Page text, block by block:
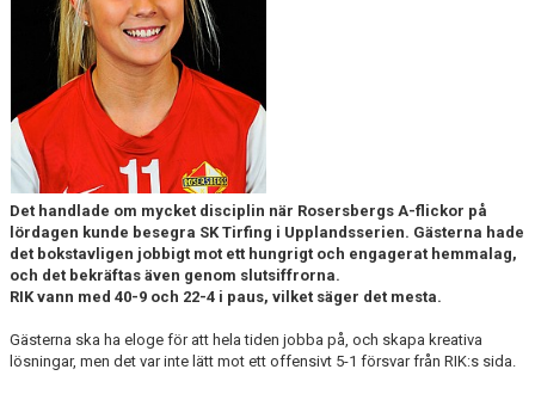
BILDGALLERI
MATCHER
Det handlade om mycket disciplin när Rosersbergs A-flickor på
lördagen kunde besegra SK Tirfing i Upplandsserien. Gästerna hade
det bokstavligen jobbigt mot ett hungrigt och engagerat hemmalag,
och det bekräftas även genom slutsiffrorna.
RIK vann med 40-9 och 22-4 i paus, vilket säger det mesta.
Gästerna ska ha eloge för att hela tiden jobba på, och skapa kreativa
lösningar, men det var inte lätt mot ett offensivt 5-1 försvar från RIK:s sida.